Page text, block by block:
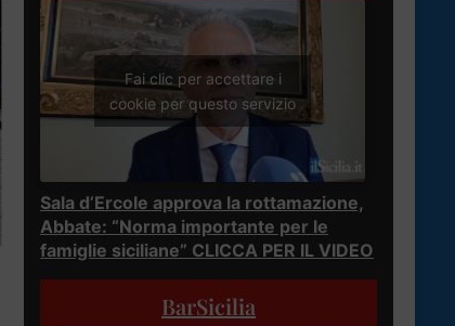
Fai clic per accettare i
cookie per questo servizio
Sala d’Ercole approva la rottamazione,
Abbate: “Norma importante per le
famiglie siciliane” CLICCA PER IL VIDEO
BarSicilia